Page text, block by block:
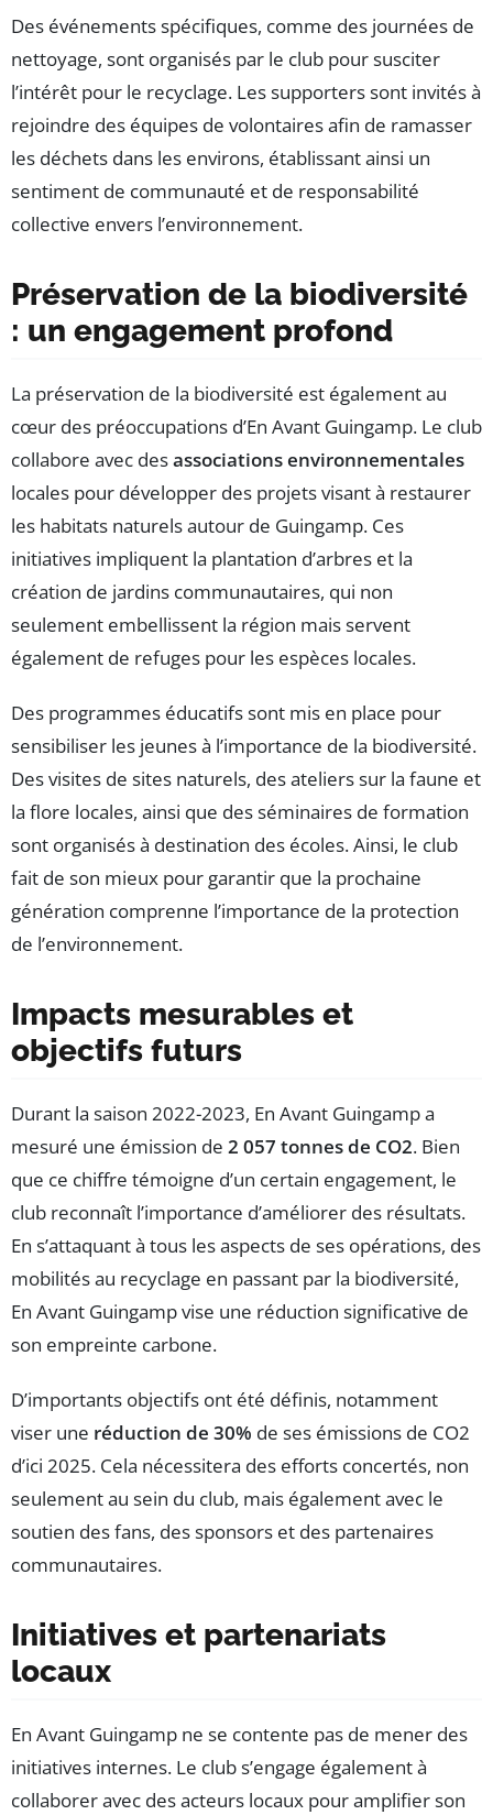
Des événements spécifiques, comme des journées de
nettoyage, sont organisés par le club pour susciter
l’intérêt pour le recyclage. Les supporters sont invités à
rejoindre des équipes de volontaires afin de ramasser
les déchets dans les environs, établissant ainsi un
sentiment de communauté et de responsabilité
collective envers l’environnement.
Préservation de la biodiversité
: un engagement profond
La préservation de la biodiversité est également au
cœur des préoccupations d’En Avant Guingamp. Le club
collabore avec desassociations environnementales
locales pour développer des projets visant à restaurer
les habitats naturels autour de Guingamp. Ces
initiatives impliquent la plantation d’arbres et la
création de jardins communautaires, qui non
seulement embellissent la région mais servent
également de refuges pour les espèces locales.
Des programmes éducatifs sont mis en place pour
sensibiliser les jeunes à l’importance de la biodiversité.
Des visites de sites naturels, des ateliers sur la faune et
la flore locales, ainsi que des séminaires de formation
sont organisés à destination des écoles. Ainsi, le club
fait de son mieux pour garantir que la prochaine
génération comprenne l’importance de la protection
de l’environnement.
Impacts mesurables et
objectifs futurs
Durant la saison 2022-2023, En Avant Guingamp a
mesuré une émission de 2 057 tonnes de CO2. Bien
que ce chiffre témoigne d’un certain engagement, le
club reconnaît l’importance d’améliorer des résultats.
En s’attaquant à tous les aspects de ses opérations, des
mobilités au recyclage en passant par la biodiversité,
En Avant Guingamp vise une réduction significative de
son empreinte carbone.
D’importants objectifs ont été définis, notamment
viser une réduction de 30% de ses émissions de CO2
d’ici 2025. Cela nécessitera des efforts concertés, non
seulement au sein du club, mais également avec le
soutien des fans, des sponsors et des partenaires
communautaires.
Initiatives et partenariats
locaux
En Avant Guingamp ne se contente pas de mener des
initiatives internes. Le club s’engage également à
collaborer avec des acteurs locaux pour amplifier son